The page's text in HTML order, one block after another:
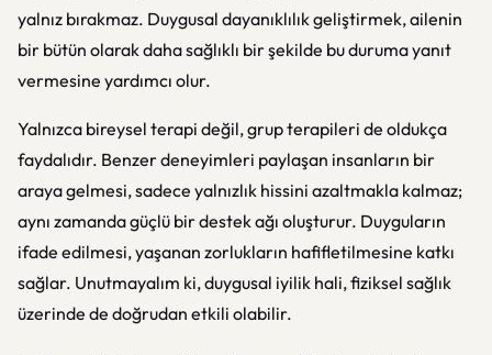
yalnız bırakmaz. Duygusal dayanıklılık geliştirmek, ailenin
bir bütün olarak daha sağlıklı bir şekilde bu duruma yanıt
vermesine yardımcı olur.
Yalnızca bireysel terapi değil, grup terapileri de oldukça
faydalıdır. Benzer deneyimleri paylaşan insanların bir
araya gelmesi, sadece yalnızlık hissini azaltmakla kalmaz;
aynı zamanda güçlü bir destek ağı oluşturur. Duyguların
ifade edilmesi, yaşanan zorlukların hafifletilmesine katkı
sağlar. Unutmayalım ki, duygusal iyilik hali, fiziksel sağlık
üzerinde de doğrudan etkili olabilir.